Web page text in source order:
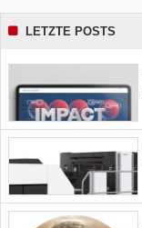
LETZTE POSTS